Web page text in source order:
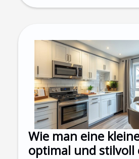
Wie man eine
optimal und